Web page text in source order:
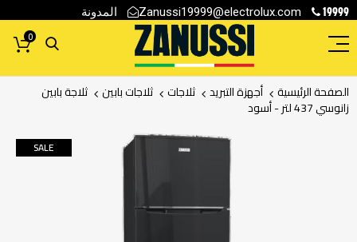
19999
Zanussi19999@electrolux.com المدونة
0
الصفحة الرئيسية أجهزة التبريد ثلاجات ثلاجات بابين ثلاجة بابين
زانوسي 437 لتر - أسود
SALE